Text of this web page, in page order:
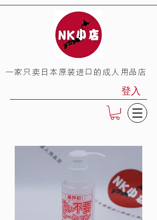
​一家只卖日本原装进口的成人用品店
登入